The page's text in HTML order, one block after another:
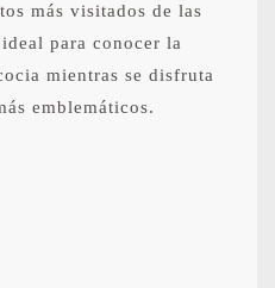
más visitados de las
para conocer la
mientras se disfruta
emblemáticos.